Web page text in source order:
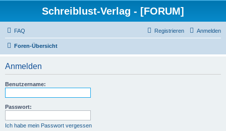
Schreiblust-Verlag - [FORUM]
FAQ Anmelden
Registrieren
Foren-Übersicht
Anmelden
Benutzername:
Passwort:
Ich habe mein Passwort vergessen